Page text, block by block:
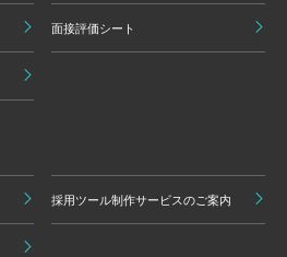
面接評価シート
採用ツール制作サービスのご案内